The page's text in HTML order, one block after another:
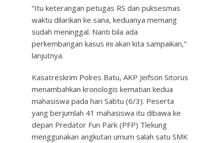
“Itu keterangan petugas RS dan puksesmas
waktu dilarikan ke sana, keduanya memang
sudah meninggal. Nanti bila ada
perkembangan kasus ini akan kita sampaikan,”
lanjutnya.
Kasatreskrim Polres Batu, AKP Jeifson Sitorus
menambahkan kronologis kematian kedua
mahasiswa pada hari Sabtu (6/3). Peserta
yang berjumlah 41 mahasiswa itu dibawa ke
depan Predator Fun Park (PFP) Tlekung
menggunakan angkutan umum salah satu SMK